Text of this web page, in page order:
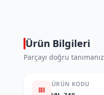
Ürün Bilgileri
Parçayı doğru
ÜRÜN KODU